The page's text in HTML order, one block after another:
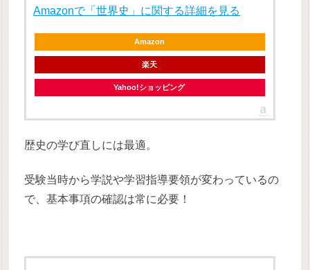
Amazonで「世界史」に関する詳細を見る
Amazon
楽天
Yahoo!ショッピング
歴史の学び直しには最適。
受験当時から学説や学習指導要領が変わっているの
で、基本事項の確認は常に必要！